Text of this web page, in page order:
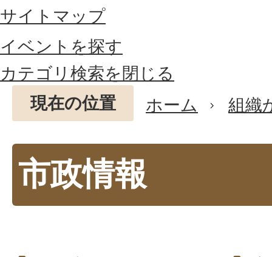
サイトマップ
イベントを探す
カテゴリ検索を閉じる
現在の位置
ホーム 組織
市政情報